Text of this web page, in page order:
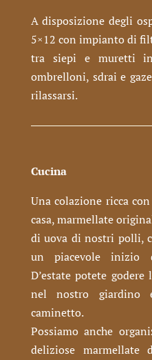
A disposizione degli
5×12 con impianto di
tra siepi e muretti
ombrelloni, sdrai e
rilassarsi.
Cucina
Una colazione ricca
casa, marmellate
di uova di nostri polli,
un piacevole inizio
D’estate potete
nel nostro giardino
caminetto.
Possiamo anche
deliziose